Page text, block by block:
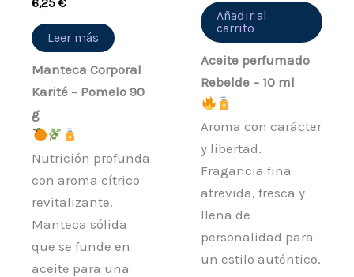
6,25€
Leer más
Manteca Corporal
Karité – Pomelo 90
g
Nutrición profunda
con aroma cítrico
revitalizante.
Manteca sólida
que se funde en
aceite para una
Añadir al
carrito
Aceite perfumado
Rebelde – 10 ml
Aroma con carácter
y libertad.
Fragancia fina
atrevida, fresca y
llena de
personalidad para
un estilo auténtico.